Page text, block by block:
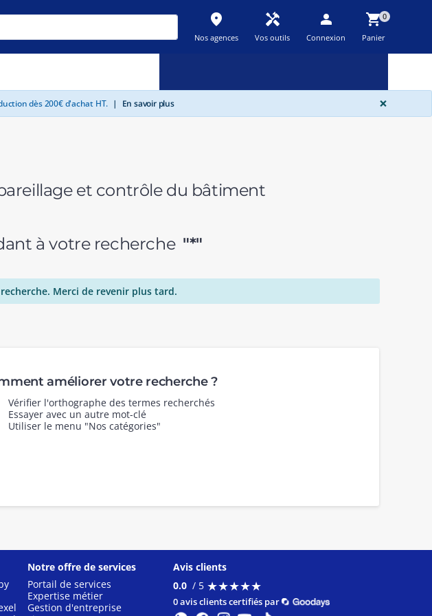
place
Nos agences
handyman
Vos outils
person
Connexion
shopping_cart0
Panier
dès 200€ d'achat HT. | En savoir plus ×
et contrôle du bâtiment
à votre recherche "*"
Merci de revenir plus tard.
améliorer votre recherche ?
Vérifier l'orthographe des termes recherchés
Essayer avec un autre mot-clé
Utiliser le menu "Nos catégories"
Notre offre de services
Portail de services
Expertise métier
Gestion d'entreprise
Avis clients
0.0 / 5 ★★★★★
★★★★★
0 avis clients certifiés par